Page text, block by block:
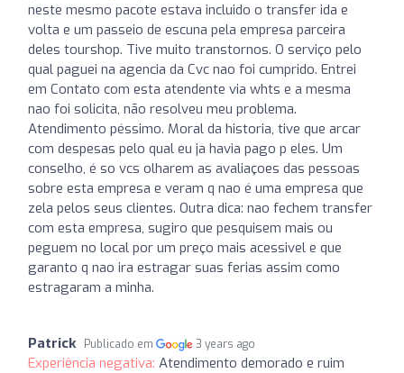
neste mesmo pacote estava incluido o transfer ida e
volta e um passeio de escuna pela empresa parceira
deles tourshop. Tive muito transtornos. O serviço pelo
qual paguei na agencia da Cvc nao foi cumprido. Entrei
em Contato com esta atendente via whts e a mesma
nao foi solicita, não resolveu meu problema.
Atendimento péssimo. Moral da historia, tive que arcar
com despesas pelo qual eu ja havia pago p eles. Um
conselho, é so vcs olharem as avaliaçoes das pessoas
sobre esta empresa e veram q nao é uma empresa que
zela pelos seus clientes. Outra dica: nao fechem transfer
com esta empresa, sugiro que pesquisem mais ou
peguem no local por um preço mais acessivel e que
garanto q nao ira estragar suas ferias assim como
estragaram a minha.
Patrick Publicado em 3 years ago
Experiência negativa: Atendimento demorado e ruim